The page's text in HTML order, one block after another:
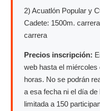
2) Acuatlón Popular y
Cadete: 1500m.
carrera
Precios inscripción:
web hasta el miércoles
horas. No se podrán
a esa fecha ni el día
limitada a 150